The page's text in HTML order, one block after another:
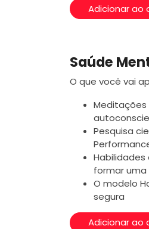
Adicionar ao
Saúde
O que você vai
Pesquisa
Habilidades
formar
O modelo
segura
Adicionar ao